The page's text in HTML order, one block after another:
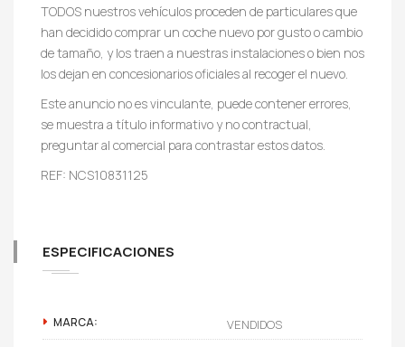
TODOS nuestros vehículos proceden de particulares que
han decidido comprar un coche nuevo por gusto o cambio
de tamaño, y los traen a nuestras instalaciones o bien nos
los dejan en concesionarios oficiales al recoger el nuevo.
Este anuncio no es vinculante, puede contener errores,
se muestra a título informativo y no contractual,
preguntar al comercial para contrastar estos datos.
REF: NCS10831125
ESPECIFICACIONES
MARCA: VENDIDOS